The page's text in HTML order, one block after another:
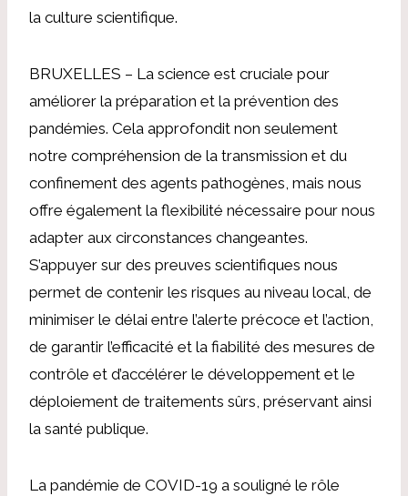
la culture scientifique.
BRUXELLES – La science est cruciale pour
améliorer la préparation et la prévention des
pandémies. Cela approfondit non seulement
notre compréhension de la transmission et du
confinement des agents pathogènes, mais nous
offre également la flexibilité nécessaire pour nous
adapter aux circonstances changeantes.
S’appuyer sur des preuves scientifiques nous
permet de contenir les risques au niveau local, de
minimiser le délai entre l’alerte précoce et l’action,
de garantir l’efficacité et la fiabilité des mesures de
contrôle et d’accélérer le développement et le
déploiement de traitements sûrs, préservant ainsi
la santé publique.
La pandémie de COVID-19 a souligné le rôle